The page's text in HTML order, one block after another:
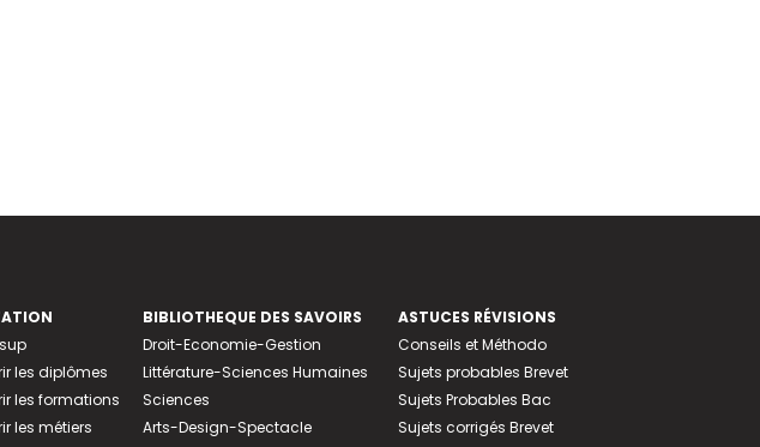
les diplômes
les formations
les métiers
BIBLIOTHEQUE DES SAVOIRS
Droit-Economie-Gestion
Littérature-Sciences Humaines
Sciences
Arts-Design-Spectacle
ASTUCES RÉVISIONS
Conseils et Méthodo
Sujets probables Brevet
Sujets Probables Bac
Sujets corrigés Brevet